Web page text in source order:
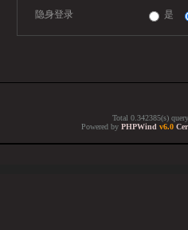
隐身登录 是
Total 0.342385(s)
Powered by PHPWind v6.0